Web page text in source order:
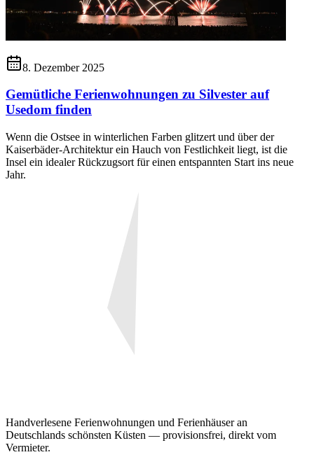
8. Dezember 2025
Gemütliche Ferienwohnungen zu Silvester auf
Usedom finden
Wenn die Ostsee in winterlichen Farben glitzert und über der
Kaiserbäder-Architektur ein Hauch von Festlichkeit liegt, ist die
Insel ein idealer Rückzugsort für einen entspannten Start ins neue
Jahr.
Handverlesene Ferienwohnungen und Ferienhäuser an
Deutschlands schönsten Küsten — provisionsfrei, direkt vom
Vermieter.